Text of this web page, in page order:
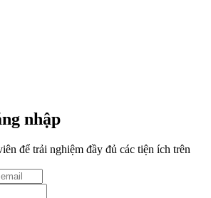
nhập
để trải nghiệm đầy đủ các tiện ích trên